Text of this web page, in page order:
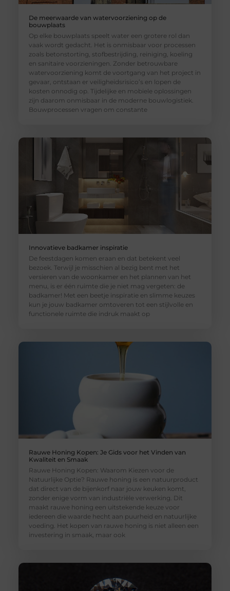
De meerwaarde van watervoorziening op de
bouwplaats
Op elke bouwplaats speelt water een grotere rol dan
vaak wordt gedacht. Het is onmisbaar voor processen
zoals betonstorting, stofbestrijding, reiniging, koeling
en sanitaire voorzieningen. Zonder betrouwbare
watervoorziening komt de voortgang van het project in
gevaar, ontstaan er veiligheidsrisico’s en lopen de
kosten onnodig op. Tijdelijke en mobiele oplossingen
zijn daarom onmisbaar in de moderne bouwlogistiek.
Bouwprocessen vragen om constante
Innovatieve badkamer inspiratie
De feestdagen komen eraan en dat betekent veel
bezoek. Terwijl je misschien al bezig bent met het
versieren van de woonkamer en het plannen van het
menu, is er één ruimte die je niet mag vergeten: de
badkamer! Met een beetje inspiratie en slimme keuzes
kun je jouw badkamer omtoveren tot een stijlvolle en
functionele ruimte die indruk maakt op
Rauwe Honing Kopen: Je Gids voor het Vinden van
Kwaliteit en Smaak
Rauwe Honing Kopen: Waarom Kiezen voor de
Natuurlijke Optie? Rauwe honing is een natuurproduct
dat direct van de bijenkorf naar jouw keuken komt,
zonder enige vorm van industriële verwerking. Dit
maakt rauwe honing een uitstekende keuze voor
iedereen die waarde hecht aan puurheid en natuurlijke
voeding. Het kopen van rauwe honing is niet alleen een
investering in smaak, maar ook